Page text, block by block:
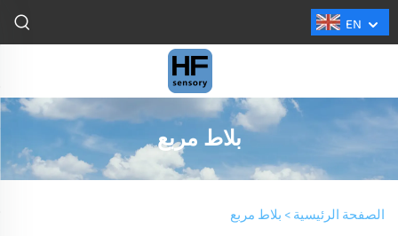
EN
بلاط مربع
الصفحة الرئيسية > بلاط مربع